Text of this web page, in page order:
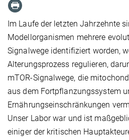
Im Laufe der letzten Jahrzehnte
Modellorganismen mehrere
Signalwege identifiziert worden,
Alterungsprozess regulieren,
mTOR-Signalwege, die
aus dem Fortpflanzungssystem
Ernährungseinschränkungen
Unser Labor war und ist
einiger der kritischen